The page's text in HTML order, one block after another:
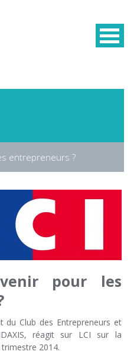
entrepreneurs ?
pour les
du Club des Entrepreneurs et
réagit sur LCI sur la
2014.